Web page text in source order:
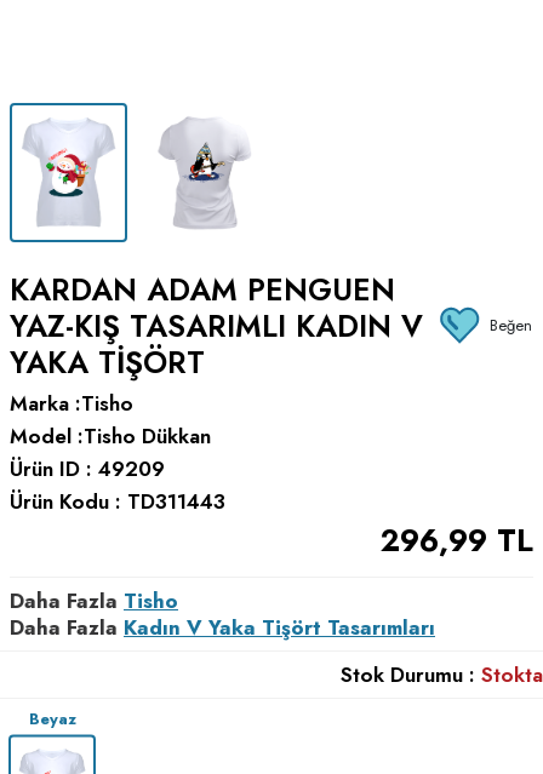
KARDAN ADAM PENGUEN
YAZ-KIŞ TASARIMLI KADIN V
YAKA TIŞÖRT
Beğen
Marka :Tisho
Model :Tisho Dükkan
Ürün ID : 49209
Ürün Kodu : TD311443
296,99 TL
Daha Fazla Tisho
Daha Fazla Kadın V Yaka Tişört Tasarımları
Stok Durumu : Stokta
Beyaz